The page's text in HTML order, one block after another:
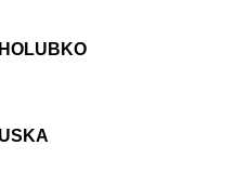
HOLUBKO